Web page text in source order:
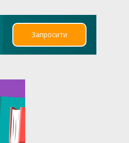
Запросити